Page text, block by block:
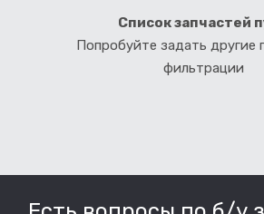
Список запчастей
Попробуйте задать другие
фильтрации